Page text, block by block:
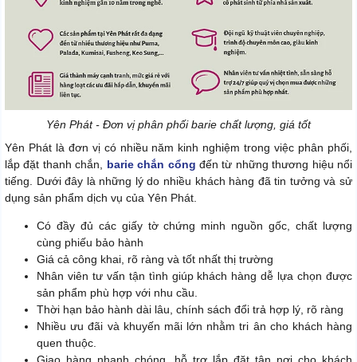
Yên Phát - Đơn vị phân phối barie chất lượng, giá tốt
Yên Phát là đơn vị có nhiều năm kinh nghiệm trong việc phân phối,
lắp đặt thanh chắn, barie chắn cổng đến từ những thương hiệu nổi
tiếng. Dưới đây là những lý do nhiều khách hàng đã tin tưởng và sử
dụng sản phẩm dịch vụ của Yên Phát.
Có đầy đủ các giấy tờ chứng minh nguồn gốc, chất lượng
cùng phiếu bảo hành
Giá cả công khai, rõ ràng và tốt nhất thị trường
Nhân viên tư vấn tận tình giúp khách hàng dễ lựa chọn được
sản phẩm phù hợp với nhu cầu.
Thời hạn bảo hành dài lâu, chính sách đổi trả hợp lý, rõ ràng
Nhiều ưu đãi và khuyến mãi lớn nhằm tri ân cho khách hàng
quen thuộc.
Giao hàng nhanh chóng, hỗ trợ lắp đặt tận nơi cho khách